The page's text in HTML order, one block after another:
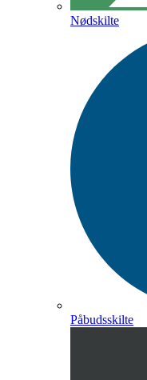
Nødskilte
Påbudsskilte